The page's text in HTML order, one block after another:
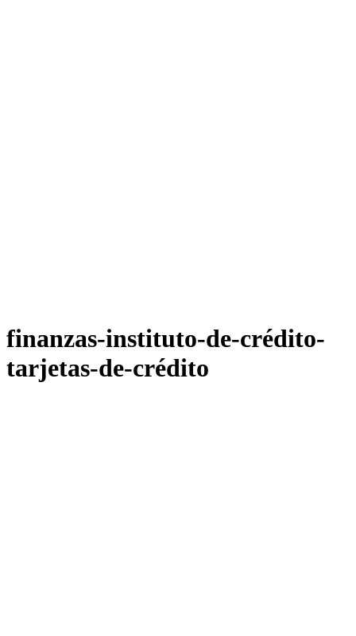
finanzas-instituto-de-crédito-
tarjetas-de-crédito